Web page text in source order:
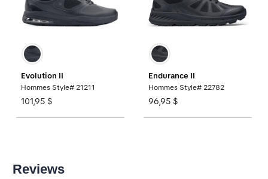
Evolution II
Hommes Style# 21211
101,95 $
Endurance II
Hommes Style# 22782
96,95 $